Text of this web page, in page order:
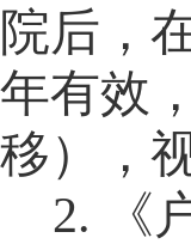
院后，
年有效
移），
2.